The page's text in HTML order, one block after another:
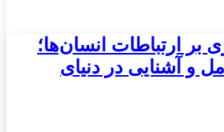
بر ارتباطات انسان‌ها؛
و آشنایی در دنیای